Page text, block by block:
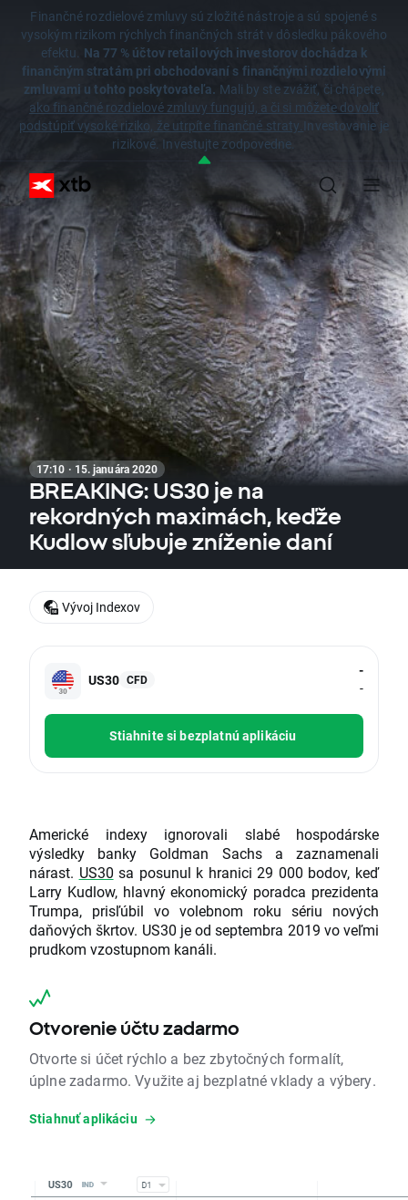
Finančné rozdielové zmluvy sú zložité nástroje a sú spojené s
vysokým rizikom rýchlych finančných strát v dôsledku pákového
efektu. Na 77 % účtov retailových investorov dochádza k
finančným stratám pri obchodovaní s finančnými rozdielovými
zmluvami u tohto poskytovateľa. Mali by ste zvážiť, či chápete,
ako finančné rozdielové zmluvy fungujú, a či si môžete dovoliť
podstúpiť vysoké riziko, že utrpíte finančné straty.Investovanie je
rizikové. Investujte zodpovedne.
17:10 · 15. januára 2020
BREAKING: US30 je na
rekordných maximách, keďže
Kudlow sľubuje zníženie daní
US30 CFD
-
-
Stiahnite si bezplatnú aplikáciu
Americké indexy ignorovali slabé hospodárske
výsledky banky Goldman Sachs a zaznamenali
nárast. US30 sa posunul k hranici 29 000 bodov, keď
Larry Kudlow, hlavný ekonomický poradca prezidenta
Trumpa, prisľúbil vo volebnom roku sériu nových
daňových škrtov. US30 je od septembra 2019 vo veľmi
prudkom vzostupnom kanáli.
Otvorenie účtu zadarmo
Otvorte si účet rýchlo a bez zbytočných formalít,
úplne zadarmo. Využite aj bezplatné vklady a výbery.
Stiahnuť aplikáciu
Vývoj Indexov